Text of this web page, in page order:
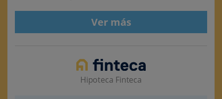
Ver más
Hipoteca Finteca